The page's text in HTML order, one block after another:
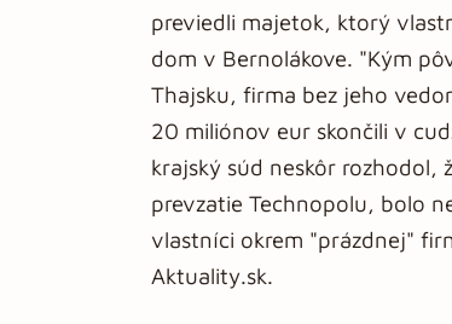
previedli majetok, ktorý
dom v Bernolákove. "Kým
Thajsku, firma bez jeho
20 miliónov eur skončili v
krajský súd neskôr rozhodol,
prevzatie Technopolu, bolo
vlastníci okrem "prázdnej"
Aktuality.sk.